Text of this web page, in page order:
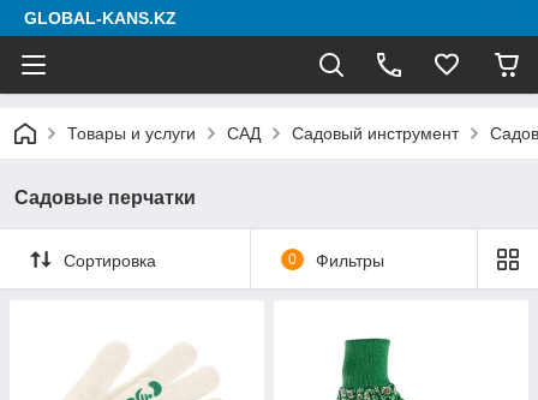
GLOBAL-KANS.KZ
Товары и услуги САД Садовый инструмент
Садовые перчатки
Сортировка 0 Фильтры